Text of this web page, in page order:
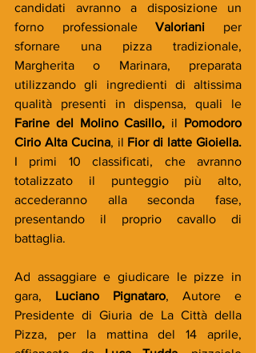
candidati avranno a disposizione un
forno professionale Valoriani per
sfornare una pizza tradizionale,
Margherita o Marinara, preparata
utilizzando gli ingredienti di altissima
Farine del Molino Casillo, il Pomodoro
Cirio Alta Cucina, il
I primi 10 classificati, che avranno
totalizzato il punteggio più alto,
accederanno alla seconda fase,
presentando il proprio cavallo di
battaglia.
Ad assaggiare e giudicare le pizze in
gara, Luciano Pignataro, Autore e
Presidente di Giuria de La Città della
Pizza, per la mattina del 14 aprile,